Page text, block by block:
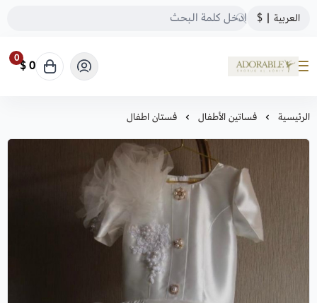
العربية |
$
ADORABLE
0 0 $
الرئيسية فساتين الأطفال فستان اطفال